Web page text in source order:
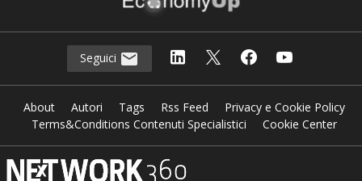
Seguici
About Autori Tags Rss Feed
Privacy e Cookie Policy
Terms&Conditions Contenuti Specialistici
Cookie Center